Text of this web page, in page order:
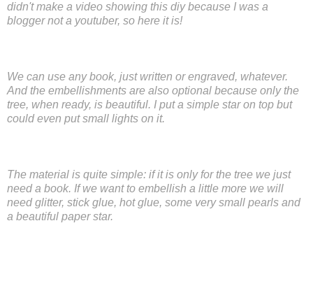
didn't make a video showing this diy because I was a
blogger not a youtuber, so here it is!
We can use any book, just written or engraved, whatever.
And the embellishments are also optional because only the
tree, when ready, is beautiful. I put a simple star on top but
could even put small lights on it.
The material is quite simple: if it is only for the tree we just
need a book. If we want to embellish a little more we will
need glitter, stick glue, hot glue, some very small pearls and
a beautiful paper star.